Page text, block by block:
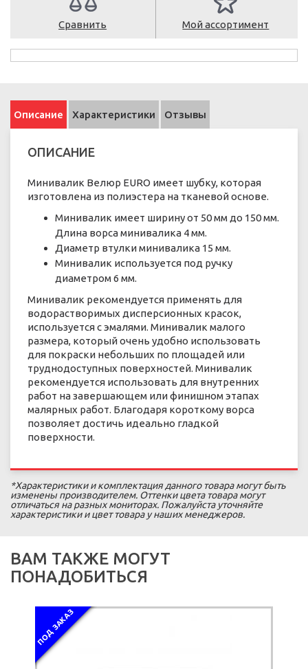
Сравнить Мой ассортимент
Описание Характеристики Отзывы
ОПИСАНИЕ
Минивалик Велюр EURO имеет шубку, которая
изготовлена из полиэстера на тканевой основе.
Минивалик имеет ширину от 50 мм до 150 мм.
Длина ворса минивалика 4 мм.
Диаметр втулки минивалика 15 мм.
Минивалик используется под ручку
диаметром 6 мм.
Минивалик рекомендуется применять для
водорастворимых дисперсионных красок,
используется с эмалями. Минивалик малого
размера, который очень удобно использовать
для покраски небольших по площадей или
труднодоступных поверхностей. Минивалик
рекомендуется использовать для внутренних
работ на завершающем или финишном этапах
малярных работ. Благодаря короткому ворса
позволяет достичь идеально гладкой
поверхности.
*Характеристики и комплектация данного товара могут быть
изменены производителем. Оттенки цвета товара могут
отличаться на разных мониторах. Пожалуйста уточняйте
характеристики и цвет товара у наших менеджеров.
ВАМ ТАКЖЕ МОГУТ
ПОНАДОБИТЬСЯ
ПОД ЗАКАЗ